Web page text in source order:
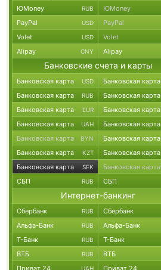
ЮMoney RUB ЮMoney
PayPal USD PayPal
Volet USD Volet
Alipay CNY Alipay
Банковские счета и карты
Банковская карта USD Банковская карта
Банковская карта RUB Банковская карта
Банковская карта EUR Банковская карта
Банковская карта UAH Банковская карта
Банковская карта BYN Банковская карта
Банковская карта KZT Банковская карта
Банковская карта SEK Банковская карта
СБП RUB СБП
Интернет-банкинг
Сбербанк RUB Сбербанк
Альфа-Банк RUB Альфа-Банк
Т-Банк RUB Т-Банк
ВТБ RUB ВТБ
Приват 24 UAH Приват 24